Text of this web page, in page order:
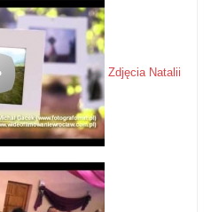
Zdjęcia Natalii